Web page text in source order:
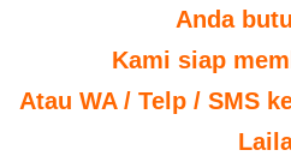
Anda
Kami siap
Atau WA / Telp / SMS